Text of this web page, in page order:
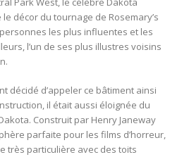
décor du tournage de Rosemary’s
les plus influentes et les
l’un de ses plus illustres voisins
décidé d’appeler ce bâtiment ainsi
il était aussi éloignée du
Construit par Henry Janeway
parfaite pour les films d’horreur,
très particulière avec des toits